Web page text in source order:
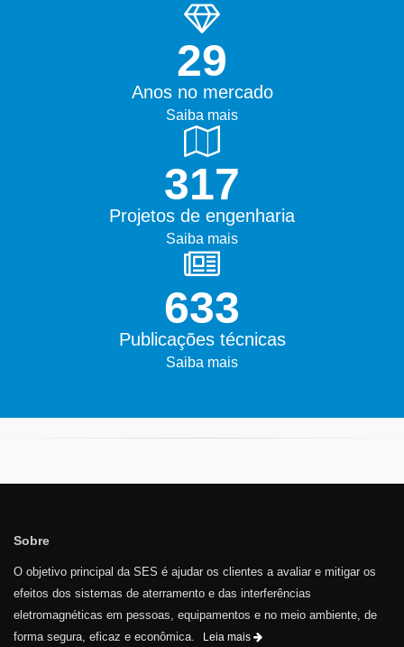
45+
Anos no mercado
Saiba mais
500+
Projetos de engenharia
Saiba mais
1000+
Publicações técnicas
Saiba mais
Sobre
O objetivo principal da SES é ajudar os clientes a avaliar e mitigar os
efeitos dos sistemas de aterramento e das interferências
eletromagnéticas em pessoas, equipamentos e no meio ambiente, de
forma segura, eficaz e econômica.
Leia mais